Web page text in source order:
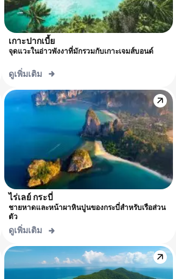
เกาะปากเบี้ย
จุดแวะในอ่าวพังงาที่มักรวมกับเกาะเจมส์บอนด์
ดูเพิ่มเติม
ไร่เลย์ กระบี่
ชายหาดและหน้าผาหินปูนของกระบี่สำหรับเรือส่วน
ตัว
ดูเพิ่มเติม